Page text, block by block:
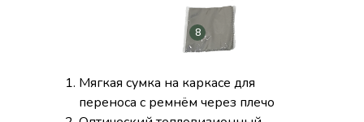
Мягкая сумка на каркасе для
переноса с ремнём через плечо
8